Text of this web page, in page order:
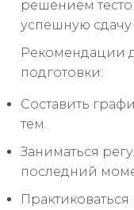
решением
успешную сдачу
Рекомендации
подготовки:
Составить
тем.
Заниматься
последний